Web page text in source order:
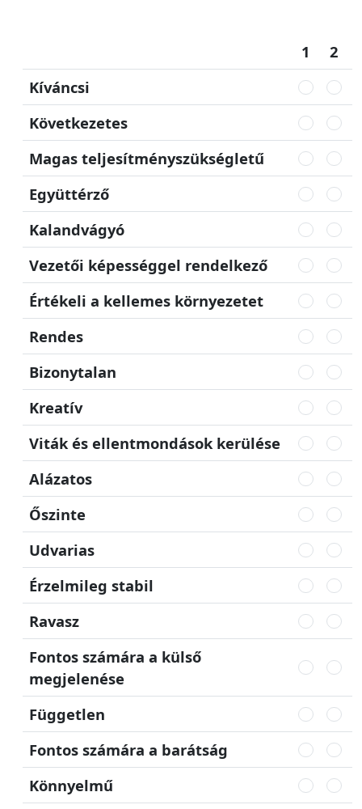
1 2
Kíváncsi
Következetes
Magas teljesítményszükségletű
Együttérző
Kalandvágyó
Vezetői képességgel rendelkező
Értékeli a kellemes környezetet
Rendes
Bizonytalan
Kreatív
Viták és ellentmondások kerülése
Alázatos
Őszinte
Udvarias
Érzelmileg stabil
Ravasz
Fontos számára a külső
megjelenése
Független
Fontos számára a barátság
Könnyelmű